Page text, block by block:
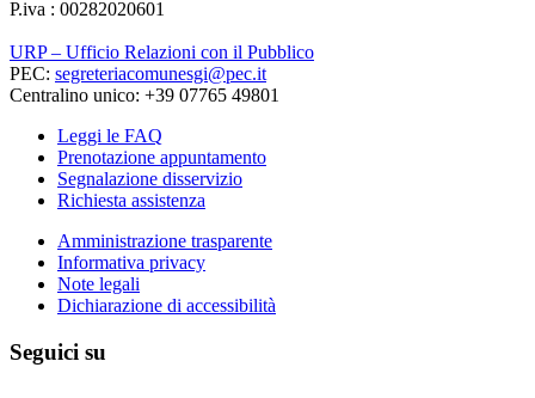
P.iva : 00282020601
URP – Ufficio Relazioni con il Pubblico
PEC: segreteriacomunesgi@pec.it
Centralino unico: +39 07765 49801
Leggi le FAQ
Prenotazione appuntamento
Segnalazione disservizio
Richiesta assistenza
Amministrazione trasparente
Informativa privacy
Note legali
Dichiarazione di accessibilità
Seguici su